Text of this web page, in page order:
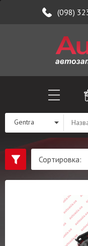
(098)
Gentra